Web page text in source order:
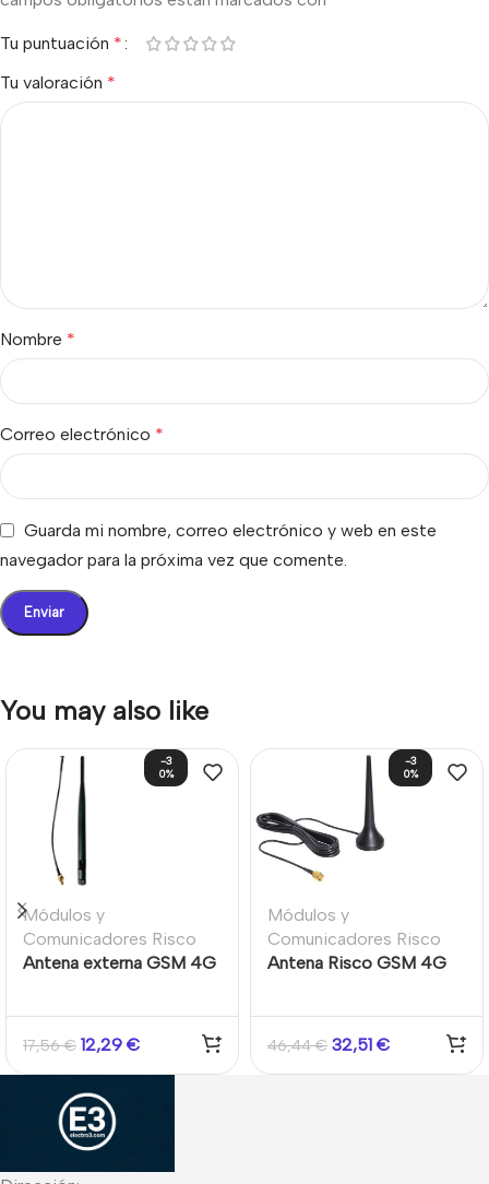
Tu puntuación *
Tu valoración *
Nombre *
Correo electrónico *
Guarda mi nombre, correo electrónico y web en este
navegador para la próxima vez que comente.
You may also like
-3
0%
Módulos y
Comunicadores Risco
Antena externa GSM 4G
17,56€ 12,29 €
-3
0%
Módulos y
Comunicadores Risco
Antena Risco GSM 4G
46,44€ 32,51 €